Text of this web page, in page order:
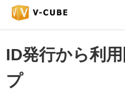
ID発行から利
プ